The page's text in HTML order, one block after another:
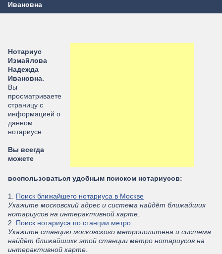
Ивановна
Нотариус
Измайлова
Надежда
Ивановна.
Вы
просматриваете
страницу с
информацией о
данном
нотариусе.
Вы всегда
можете
воспользоваться удобным поиском нотариусов:
1. Поиск ближайшего нотариуса в Москве
Укажите московский адрес и система найдёт ближайших
нотариусов на интерактивной карте.
2. Поиск нотариуса по станции метро
Укажите станцию московского метрополитена и система
найдёт ближайшихк этой станции метро нотариусов на
интерактивной карте.